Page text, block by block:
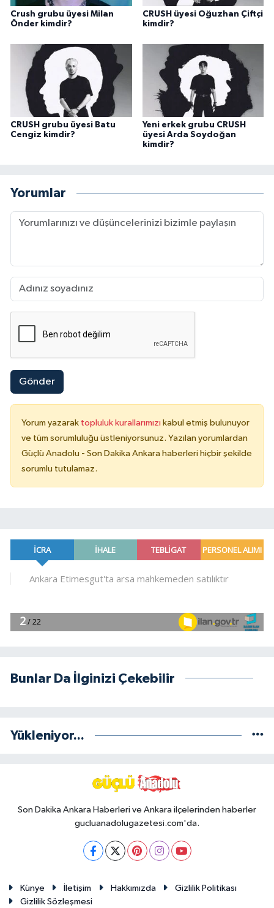
Crush grubu üyesi Milan
Önder kimdir?
CRUSH üyesi Oğuzhan Çiftçi
kimdir?
CRUSH grubu üyesi Batu
Cengiz kimdir?
Yeni erkek grubu CRUSH
üyesi Arda Soydoğan
kimdir?
Yorumlar
Gönder
Yorum yazarak topluluk kurallarımızı kabul etmiş bulunuyor
ve tüm sorumluluğu üstleniyorsunuz. Yazılan yorumlardan
Güçlü Anadolu - Son Dakika Ankara haberleri hiçbir şekilde
sorumlu tutulamaz.
Bunlar Da İlginizi Çekebilir
Yükleniyor...
Son Dakika Ankara Haberleri ve Ankara ilçelerinden haberler
gucluanadolugazetesi.com'da.
Künye İletişim Hakkımızda
Gizlilik Politikası
Gizlilik Sözleşmesi